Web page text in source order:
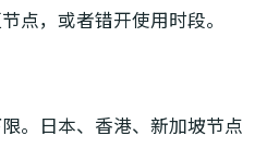
点，或者错开使用时段。
。日本、香港、新加坡节点